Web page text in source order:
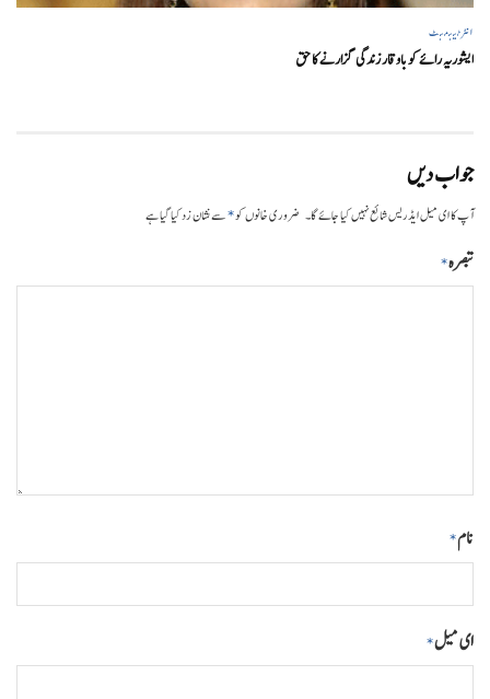
انٹرٹینمنٹ
ایشوریہ رائے کو باوقار زندگی گزارنے کا حق
جواب دیں
آپ کا ای میل ایڈریس شائع نہیں کیا جائے گا۔ ضروری خانوں کو*سے نشان زد کیا گیا ہے
تبصرہ*
نام*
ای میل*